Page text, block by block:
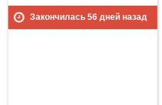
Закончилась 56дней назад